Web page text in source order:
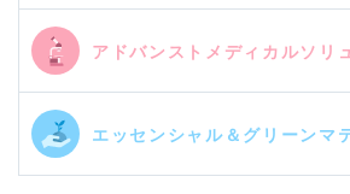
アドバンストメディカルソリ
エッセンシャル＆グリーンマ